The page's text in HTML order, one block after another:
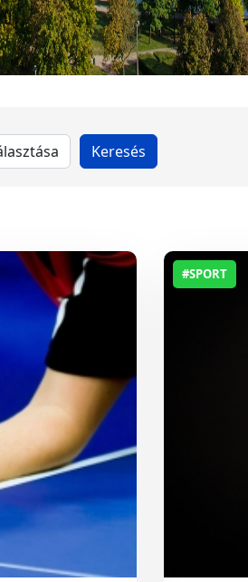
#SPORT